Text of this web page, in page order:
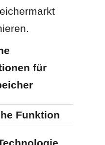
für
Funktion